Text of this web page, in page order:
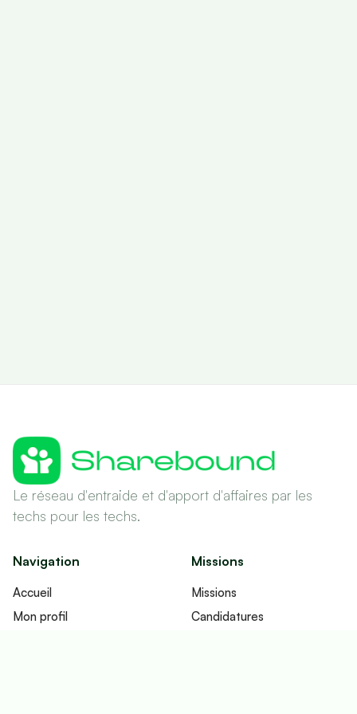
Le réseau d'entraide et d'apport d'affaires par les
techs pour les techs.
Navigation
Accueil
Mon profil
Missions
Missions
Candidatures